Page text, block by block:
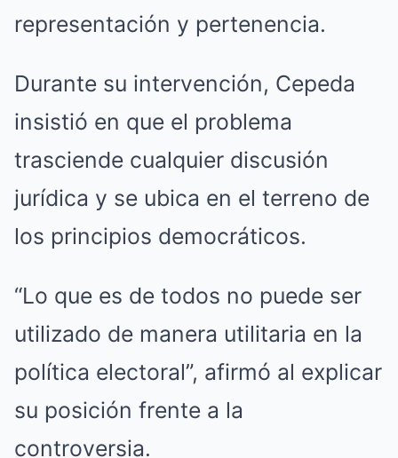
representación y pertenencia.
Durante su intervención, Cepeda
insistió en que el problema
trasciende cualquier discusión
jurídica y se ubica en el terreno de
los principios democráticos.
“Lo que es de todos no puede ser
utilizado de manera utilitaria en la
política electoral”, afirmó al explicar
su posición frente a la
controversia.